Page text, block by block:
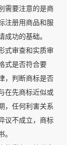
需要注意的是商
注册用商品和服
成功的基础。
审查和实质审
式是否符合要
，判断商标是否
在先商标近似或
，任何利害关系
议不成立，商标
。